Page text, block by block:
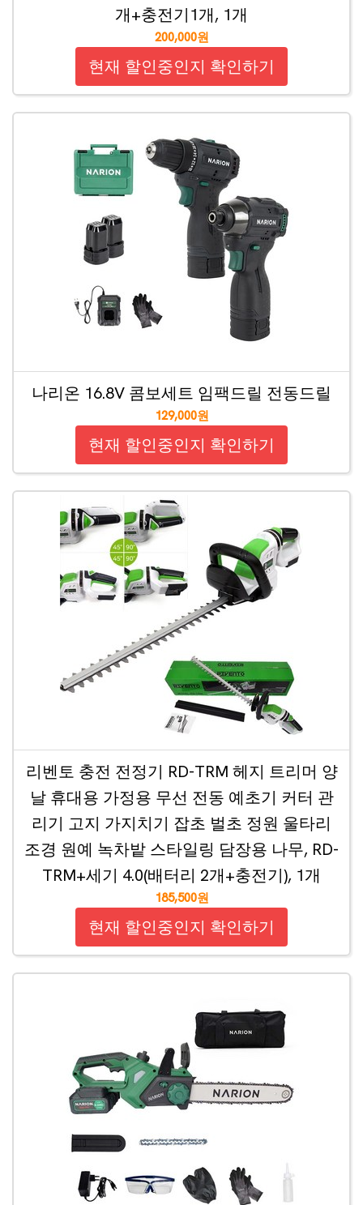
개+충전기1개, 1개
200,000원
현재 할인중인지 확인하기
나리온 16.8V 콤보세트 임팩드릴 전동드릴
129,000원
현재 할인중인지 확인하기
리벤토 충전 전정기 RD-TRM 헤지 트리머 양
날 휴대용 가정용 무선 전동 예초기 커터 관
리기 고지 가지치기 잡초 벌초 정원 울타리
조경 원예 녹차밭 스타일링 담장용 나무, RD-
TRM+세기 4.0(배터리 2개+충전기), 1개
185,500원
현재 할인중인지 확인하기